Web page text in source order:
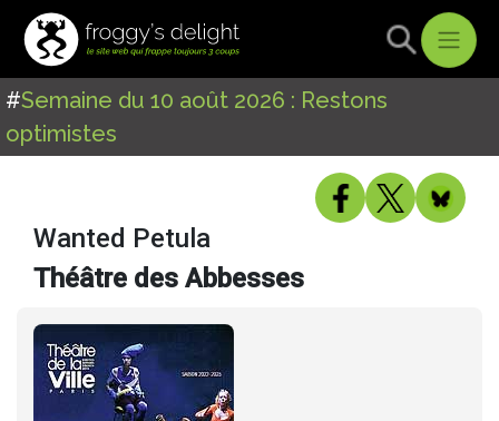
#Semaine du 10 août 2026 : Restons
optimistes
Wanted Petula
Théâtre des Abbesses